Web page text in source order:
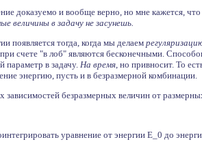
доказуемо и вообще верно, но мне кажется, что
величины в задачу не засунешь.
появляется тогда, когда мы делаем
счете "в лоб" являются бесконечными.
в задачу. На время, но привносит. То
энергию, пусть и в безразмерной комбинации.
зависимостей безразмерных величин от
уравнение от энергии E_0 до